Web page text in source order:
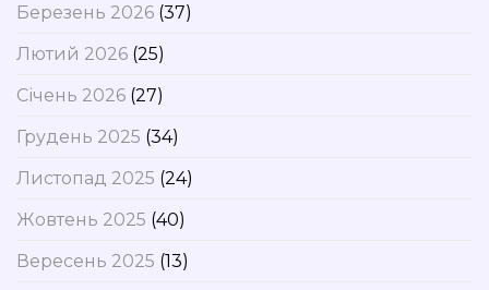
Березень 2026 (37)
Лютий 2026 (25)
Січень 2026 (27)
Грудень 2025 (34)
Листопад 2025 (24)
Жовтень 2025 (40)
Вересень 2025 (13)